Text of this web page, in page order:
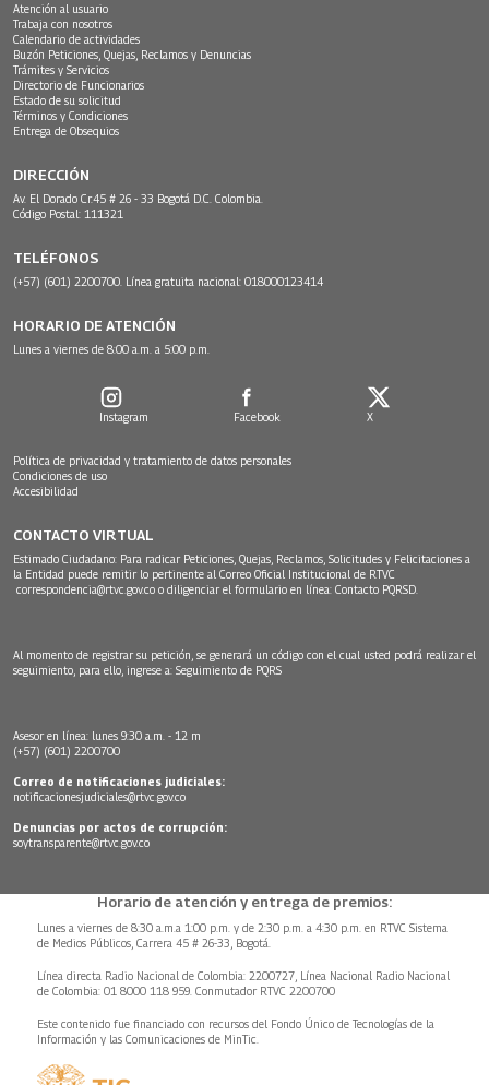
Atención al usuario
Trabaja con nosotros
Calendario de actividades
Buzón Peticiones, Quejas, Reclamos y Denuncias
Trámites y Servicios
Directorio de Funcionarios
Estado de su solicitud
Términos y Condiciones
Entrega de Obsequios
DIRECCIÓN
Av. El Dorado Cr.45 # 26 - 33 Bogotá D.C. Colombia.
Código Postal: 111321
TELÉFONOS
(+57) (601) 2200700. Línea gratuita nacional: 018000123414
HORARIO DE ATENCIÓN
Lunes a viernes de 8:00 a.m. a 5:00 p.m.
Instagram Facebook X
Política de privacidad y tratamiento de datos personales
Condiciones de uso
Accesibilidad
CONTACTO VIRTUAL
Estimado Ciudadano: Para radicar Peticiones, Quejas, Reclamos, Solicitudes y Felicitaciones a
la Entidad puede remitir lo pertinente al Correo Oficial Institucional de RTVC
correspondencia@rtvc.gov.co o diligenciar el formulario en línea: Contacto PQRSD.
Al momento de registrar su petición, se generará un código con el cual usted podrá realizar el
seguimiento, para ello, ingrese a: Seguimiento de PQRS
Asesor en línea: lunes 9:30 a.m. - 12 m
(+57) (601) 2200700
Correo de notificaciones judiciales:
notificacionesjudiciales@rtvc.gov.co
Denuncias por actos de corrupción:
soytransparente@rtvc.gov.co
Horario de atención y entrega de premios:
Lunes a viernes de 8:30 a.m.a 1:00 p.m. y de 2:30 p.m. a 4:30 p.m. en RTVC Sistema
de Medios Públicos, Carrera 45 # 26-33, Bogotá.
Línea directa Radio Nacional de Colombia: 2200727, Línea Nacional Radio Nacional
de Colombia: 01 8000 118 959. Conmutador RTVC 2200700
Este contenido fue financiado con recursos del Fondo Único de Tecnologías de la
Información y las Comunicaciones de MinTic.